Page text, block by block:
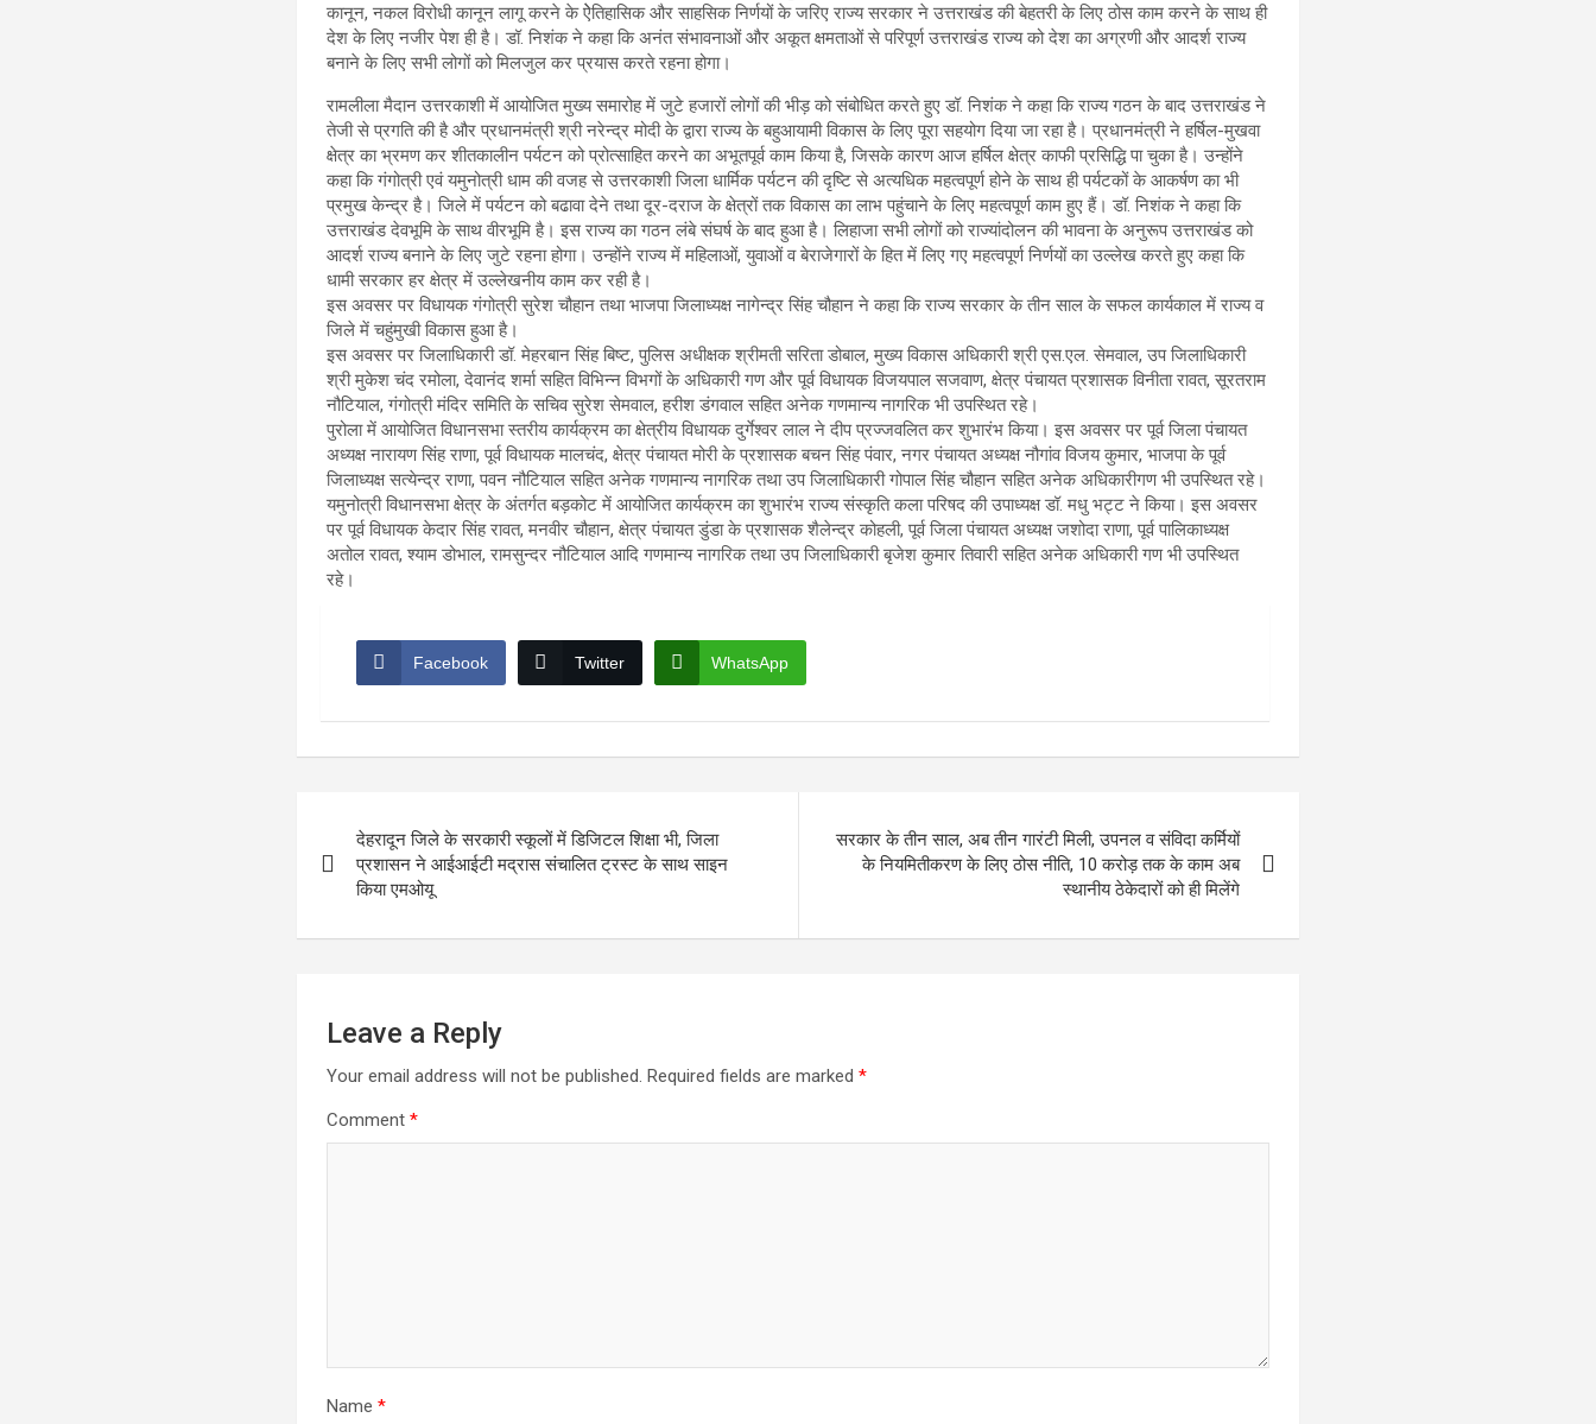
कानून, नकल विरोधी कानून लागू करने के ऐेतिहासिक और साहसिक निर्णयों के जरिए राज्य सरकार ने उत्तराखंड की बेहतरी के लिए ठोस काम करने के साथ ही
देश के लिए नजीर पेश ही है। डॉ. निशंक ने कहा कि अनंत संभावनाओं और अकूत क्षमताओं से परिपूर्ण उत्तराखंड राज्य को देश का अग्रणी और आदर्श राज्य
बनाने के लिए सभी लोगों को मिलजुल कर प्रयास करते रहना होगा।
रामलीला मैदान उत्तरकाशी में आयोजित मुख्य समारोह में जुटे हजारों लोगों की भीड़ को संबोधित करते हुए डॉ. निशंक ने कहा कि राज्य गठन के बाद उत्तराखंड ने
तेजी से प्रगति की है और प्रधानमंत्री श्री नरेन्द्र मोदी के द्वारा राज्य के बहुआयामी विकास के लिए पूरा सहयोग दिया जा रहा है। प्रधानमंत्री ने हर्षिल-मुखवा
क्षेत्र का भ्रमण कर शीतकालीन पर्यटन को प्रोत्साहित करने का अभूतपूर्व काम किया है, जिसके कारण आज हर्षिल क्षेत्र काफी प्रसिद्धि पा चुका है। उन्होंने
कहा कि गंगोत्री एवं यमुनोत्री धाम की वजह से उत्तरकाशी जिला धार्मिक पर्यटन की दृष्टि से अत्यधिक महत्वपूर्ण होने के साथ ही पर्यटकों के आकर्षण का भी
प्रमुख केन्द्र है। जिले में पर्यटन को बढावा देने तथा दूर-दराज के क्षेत्रों तक विकास का लाभ पहुंचाने के लिए महत्वपूर्ण काम हुए हैं। डॉ. निशंक ने कहा कि
उत्तराखंड देवभूमि के साथ वीरभूमि है। इस राज्य का गठन लंबे संघर्ष के बाद हुआ है। लिहाजा सभी लोगों को राज्यांदोलन की भावना के अनुरूप उत्तराखंड को
आदर्श राज्य बनाने के लिए जुटे रहना होगा। उन्होंने राज्य में महिलाओं, युवाओं व बेराजेगारों के हित में लिए गए महत्वपूर्ण निर्णयों का उल्लेख करते हुए कहा कि
धामी सरकार हर क्षेत्र में उल्लेखनीय काम कर रही है।
इस अवसर पर विधायक गंगोत्री सुरेश चौहान तथा भाजपा जिलाध्यक्ष नागेन्द्र सिंह चौहान ने कहा कि राज्य सरकार के तीन साल के सफल कार्यकाल में राज्य व
जिले में चहुंमुखी विकास हुआ है।
इस अवसर पर जिलाधिकारी डॉ. मेहरबान सिंह बिष्ट, पुलिस अधीक्षक श्रीमती सरिता डोबाल, मुख्य विकास अधिकारी श्री एस.एल. सेमवाल, उप जिलाधिकारी
श्री मुकेश चंद रमोला, देवानंद शर्मा सहित विभिन्न विभगों के अधिकारी गण और पूर्व विधायक विजयपाल सजवाण, क्षेत्र पंचायत प्रशासक विनीता रावत, सूरतराम
नौटियाल, गंगोत्री मंदिर समिति के सचिव सुरेश सेमवाल, हरीश डंगवाल सहित अनेक गणमान्य नागरिक भी उपस्थित रहे।
पुरोला में आयोजित विधानसभा स्तरीय कार्यक्रम का क्षेत्रीय विधायक दुर्गेश्वर लाल ने दीप प्रज्जवलित कर शुभारंभ किया। इस अवसर पर पूर्व जिला पंचायत
अध्यक्ष नारायण सिंह राणा, पूर्व विधायक मालचंद, क्षेत्र पंचायत मोरी के प्रशासक बचन सिंह पंवार, नगर पंचायत अध्यक्ष नौगांव विजय कुमार, भाजपा के पूर्व
जिलाध्यक्ष सत्येन्द्र राणा, पवन नौटियाल सहित अनेक गणमान्य नागरिक तथा उप जिलाधिकारी गोपाल सिंह चौहान सहित अनेक अधिकारीगण भी उपस्थित रहे।
यमुनोत्री विधानसभा क्षेत्र के अंतर्गत बड़कोट में आयोजित कार्यक्रम का शुभारंभ राज्य संस्कृति कला परिषद की उपाध्यक्ष डॉ. मधु भट्ट ने किया। इस अवसर
पर पूर्व विधायक केदार सिंह रावत, मनवीर चौहान, क्षेत्र पंचायत डुंडा के प्रशासक शैलेन्द्र कोहली, पूर्व जिला पंचायत अध्यक्ष जशोदा राणा, पूर्व पालिकाध्यक्ष
अतोल रावत, श्याम डोभाल, रामसुन्दर नौटियाल आदि गणमान्य नागरिक तथा उप जिलाधिकारी बृजेश कुमार तिवारी सहित अनेक अधिकारी गण भी उपस्थित
रहे।
Facebook Twitter WhatsApp
navigation
देहरादून जिले के सरकारी स्कूलों में डिजिटल शिक्षा भी, जिला
प्रशासन ने आईआईटी मद्रास संचालित ट्रस्ट के साथ साइन
किया एमओयू
सरकार के तीन साल, अब तीन गारंटी मिली, उपनल व संविदा कर्मियों
के नियमितीकरण के लिए ठोस नीति, 10 करोड़ तक के काम अब
स्थानीय ठेकेदारों को ही मिलेंगे
Leave a Reply
Your email address will not be published. Required fields are marked*
Comment*
Name*